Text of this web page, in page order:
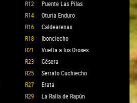
R12
Puente Las Pilas
R14
Oturia Enduro
R16
Caldearenas
R18
Ibonciecho
R21
Vuelta a los Oroses
R23
Gésera
R25
Serrato Cuchiecho
R27
Erata
R29
La Ralla de Rapún